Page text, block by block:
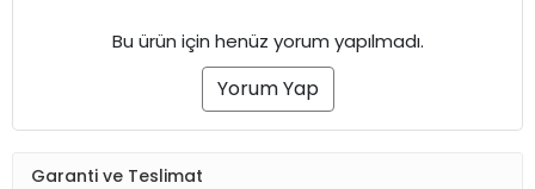
Bu ürün için henüz yorum yapılmadı.
Yorum Yap
Garanti ve Teslimat